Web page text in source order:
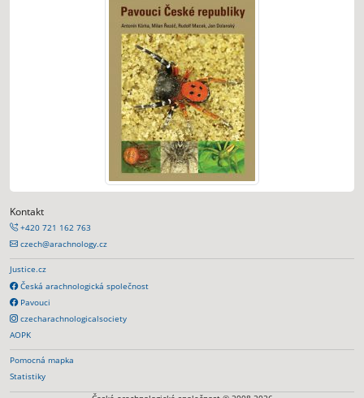
Kontakt
+420 721 162 763
czech@arachnology.cz
Justice.cz
Česká arachnologická společnost
Pavouci
czecharachnologicalsociety
AOPK
Pomocná mapka
Statistiky